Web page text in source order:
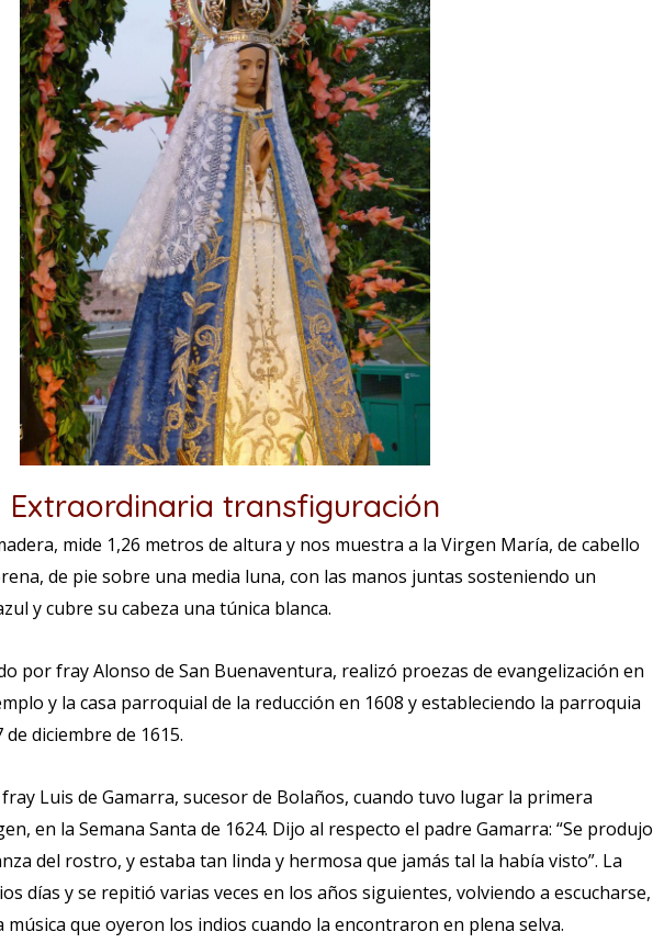
Extraordinaria transfiguración
mide 1,26 metros de altura y nos muestra a la Virgen María, de cabello
de pie sobre una media luna, con las manos juntas sosteniendo un
y cubre su cabeza una túnica blanca.
por fray Alonso de San Buenaventura, realizó proezas de evangelización en
y la casa parroquial de la reducción en 1608 y estableciendo la parroquia
diciembre de 1615.
Luis de Gamarra, sucesor de Bolaños, cuando tuvo lugar la primera
en la Semana Santa de 1624. Dijo al respecto el padre Gamarra: “Se produjo
del rostro, y estaba tan linda y hermosa que jamás tal la había visto”. La
días y se repitió varias veces en los años siguientes, volviendo a escucharse,
música que oyeron los indios cuando la encontraron en plena selva.